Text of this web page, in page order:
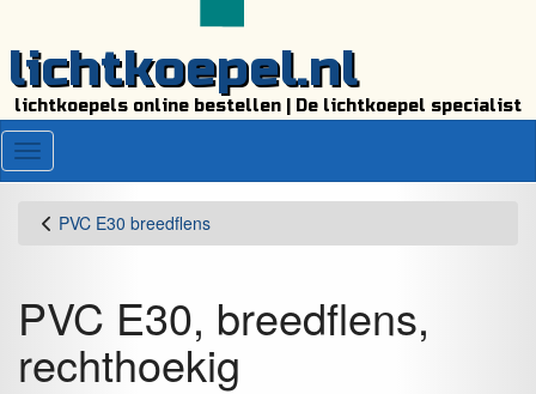
lichtkoepel.nl
lichtkoepels online bestellen | De lichtkoepel specialist
Menu
PVC E30 breedflens
PVC E30, breedflens,
rechthoekig